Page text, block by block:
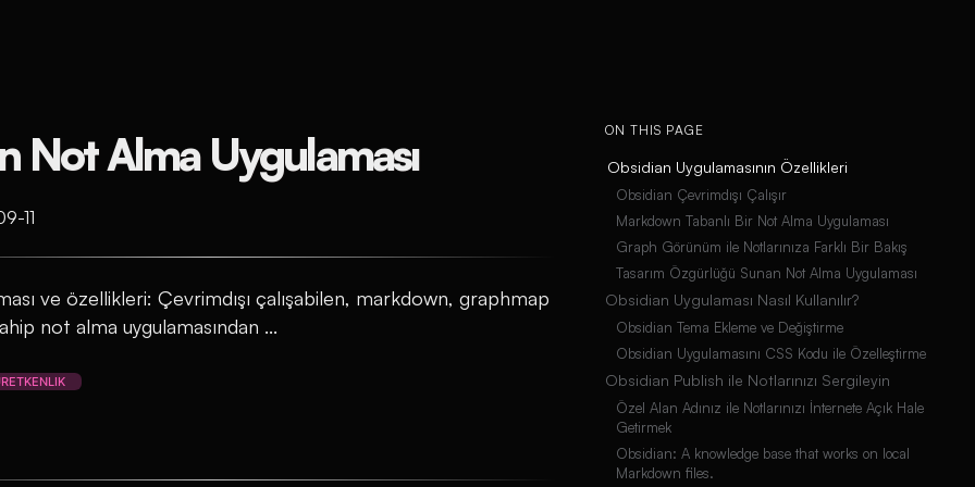
Not Alma Uygulaması
11
ve özellikleri: Çevrimdışı çalışabilen, markdown, graphmap
not alma uygulamasından ...
ON THIS PAGE
Obsidian Uygulamasının Özellikleri
Obsidian Çevrimdışı Çalışır
Markdown Tabanlı Bir Not Alma Uygulaması
Graph Görünüm ile Notlarınıza Farklı Bir Bakış
Tasarım Özgürlüğü Sunan Not Alma Uygulaması
Obsidian Uygulaması Nasıl Kullanılır?
Obsidian Tema Ekleme ve Değiştirme
Obsidian Uygulamasını CSS Kodu ile Özelleştirme
Obsidian Publish ile Notlarınızı Sergileyin
Özel Alan Adınız ile Notlarınızı İnternete Açık Hale
Getirmek
Obsidian: A knowledge base that works on local
Markdown files.